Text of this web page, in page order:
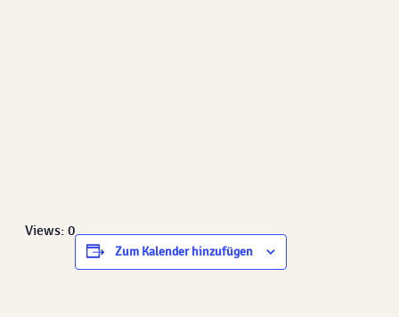
Views: 0
Zum Kalender hinzufügen